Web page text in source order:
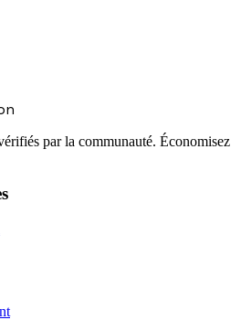
par la communauté. Économisez